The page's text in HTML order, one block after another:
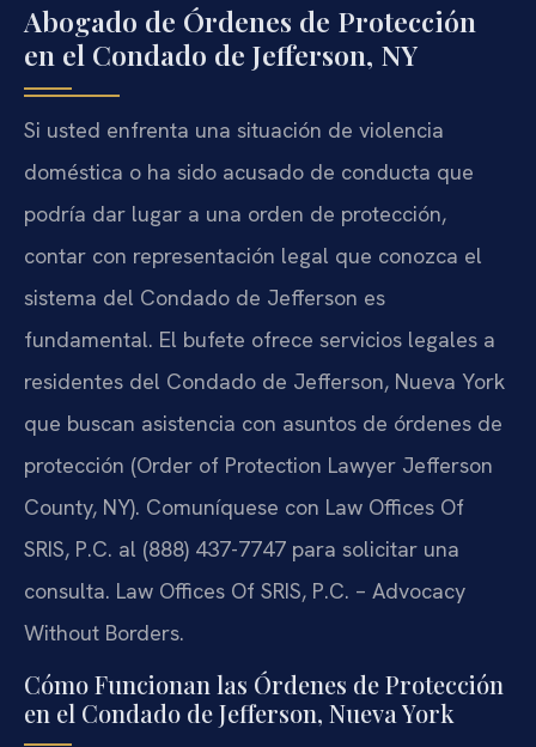
Abogado de Órdenes de Protección
en el Condado de Jefferson, NY
Si usted enfrenta una situación de violencia
doméstica o ha sido acusado de conducta que
podría dar lugar a una orden de protección,
contar con representación legal que conozca el
sistema del Condado de Jefferson es
fundamental. El bufete ofrece servicios legales a
residentes del Condado de Jefferson, Nueva York
que buscan asistencia con asuntos de órdenes de
protección (Order of Protection Lawyer Jefferson
County, NY). Comuníquese con Law Offices Of
SRIS, P.C. al (888) 437-7747 para solicitar una
consulta. Law Offices Of SRIS, P.C. – Advocacy
Without Borders.
Cómo Funcionan las Órdenes de Protección
en el Condado de Jefferson, Nueva York